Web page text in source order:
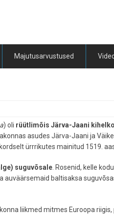
Majutusarvustused
) oli rüütlimõis Järva-Jaani
asudes Järva-Jaani ja
ürrrikutes mainitud 1519.
suguvõsale . Rosenid, kelle
auväärsemaid baltisaksa
liikmed mitmes Euroopa